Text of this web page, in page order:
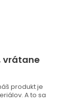
vrátane
produkt je
A to sa